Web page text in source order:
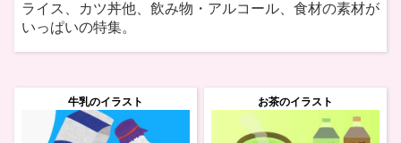
ライス、カツ丼他、飲み物・アルコール、食材の素材が
いっぱいの特集。
牛乳のイラスト お茶のイラスト